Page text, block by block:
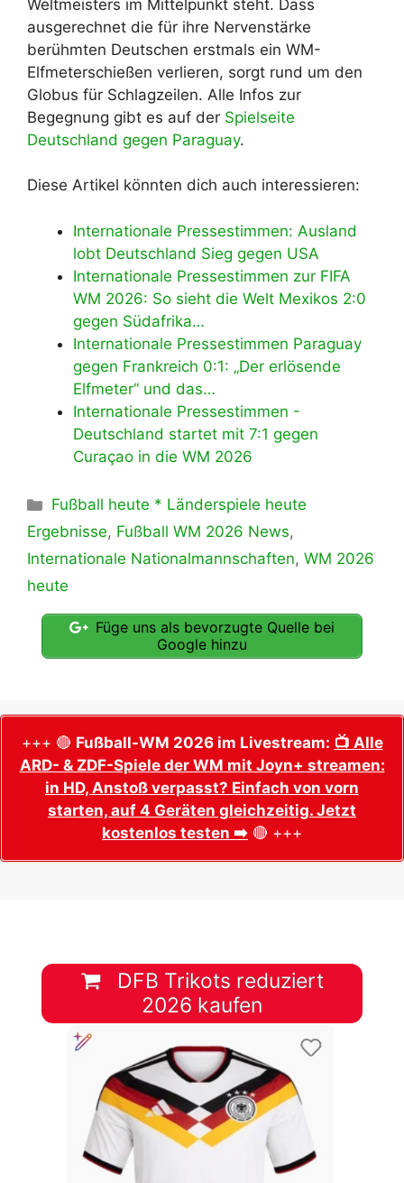
Weltmeisters im Mittelpunkt steht. Dass
ausgerechnet die für ihre Nervenstärke
berühmten Deutschen erstmals ein WM-
Elfmeterschießen verlieren, sorgt rund um den
Globus für Schlagzeilen. Alle Infos zur
Begegnung gibt es auf der Spielseite
Deutschland gegen Paraguay.
Diese Artikel könnten dich auch interessieren:
Internationale Pressestimmen: Ausland
lobt Deutschland Sieg gegen USA
Internationale Pressestimmen zur FIFA
WM 2026: So sieht die Welt Mexikos 2:0
gegen Südafrika…
Internationale Pressestimmen Paraguay
gegen Frankreich 0:1: „Der erlösende
Elfmeter“ und das…
Internationale Pressestimmen -
Deutschland startet mit 7:1 gegen
Curaçao in die WM 2026
Kategorien
Fußball heute * Länderspiele heute
Ergebnisse, Fußball WM 2026 News,
Internationale Nationalmannschaften, WM 2026
heute
Füge uns als bevorzugte Quelle bei
Google hinzu
+++ 🔴 Fußball-WM 2026 im Livestream: 📺 Alle
ARD- & ZDF-Spiele der WM mit Joyn+ streamen:
in HD, Anstoß verpasst? Einfach von vorn
starten, auf 4 Geräten gleichzeitig. Jetzt
kostenlos testen ➡️ 🔴 +++
DFB Trikots reduziert
2026 kaufen